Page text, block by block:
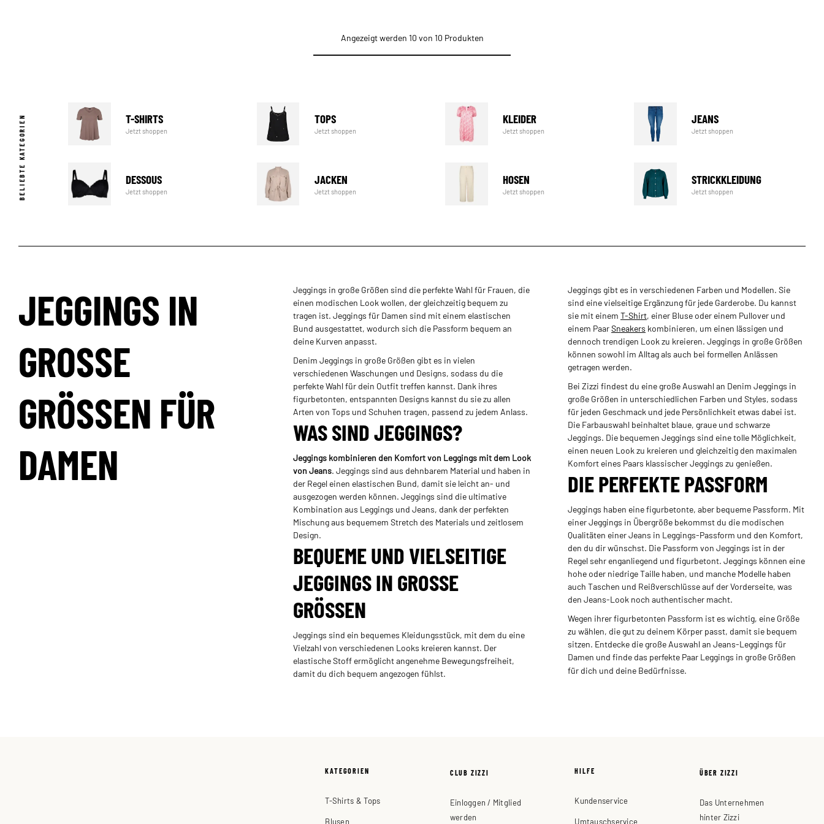
Angezeigt werden 10 von 10 Produkten
BELIEBTE KATEGORIEN T-SHIRTS
Jetzt shoppen
TOPS
Jetzt shoppen
KLEIDER
Jetzt shoppen
JEANS
Jetzt shoppen
DESSOUS
Jetzt shoppen
JACKEN
Jetzt shoppen
HOSEN
Jetzt shoppen
STRICKKLEIDUNG
Jetzt shoppen
JEGGINGS IN
GROSSE G
RÖSSEN FÜR DA
MEN
Jeggings in große Größen sind die perfekte Wahl für Frauen, die
einen modischen Look wollen, der gleichzeitig bequem zu
tragen ist. Jeggings für Damen sind mit einem elastischen
Bund ausgestattet, wodurch sich die Passform bequem an
deine Kurven anpasst.
Denim Jeggings in große Größen gibt es in vielen
verschiedenen Waschungen und Designs, sodass du die
perfekte Wahl für dein Outfit treffen kannst. Dank ihres
figurbetonten, entspannten Designs kannst du sie zu allen
Arten von Tops und Schuhen tragen, passend zu jedem Anlass.
WAS SIND JEGGINGS?
Jeggings kombinieren den Komfort von Leggings mit dem Look
von Jeans. Jeggings sind aus dehnbarem Material und haben in
der Regel einen elastischen Bund, damit sie leicht an- und
ausgezogen werden können. Jeggings sind die ultimative
Kombination aus Leggings und Jeans, dank der perfekten
Mischung aus bequemem Stretch des Materials und zeitlosem
Design.
BEQUEME UND VIELSEITIGE
JEGGINGS IN GROSSE G
RÖSSEN
Jeggings sind ein bequemes Kleidungsstück, mit dem du eine
Vielzahl von verschiedenen Looks kreieren kannst. Der
elastische Stoff ermöglicht angenehme Bewegungsfreiheit,
damit du dich bequem angezogen fühlst.
Jeggings gibt es in verschiedenen Farben und Modellen. Sie
sind eine vielseitige Ergänzung für jede Garderobe. Du kannst
sie mit einem T-Shirt, einer Bluse oder einem Pullover und
einem PaarSneakers kombinieren, um einen lässigen und
dennoch trendigen Look zu kreieren. Jeggings in große Größen
können sowohl im Alltag als auch bei formellen Anlässen
getragen werden.
Bei Zizzi findest du eine große Auswahl an Denim Jeggings in
große Größen in unterschiedlichen Farben und Styles, sodass
für jeden Geschmack und jede Persönlichkeit etwas dabei ist.
Die Farbauswahl beinhaltet blaue, graue und schwarze
Jeggings. Die bequemen Jeggings sind eine tolle Möglichkeit,
einen neuen Look zu kreieren und gleichzeitig den maximalen
Komfort eines Paars klassischer Jeggings zu genießen.
DIE PERFEKTE PASSFORM
Jeggings haben eine figurbetonte, aber bequeme Passform. Mit
einer Jeggings in Übergröße bekommst du die modischen
Qualitäten einer Jeans in Leggings-Passform und den Komfort,
den du dir wünschst. Die Passform von Jeggings ist in der
Regel sehr enganliegend und figurbetont. Jeggings können eine
hohe oder niedrige Taille haben, und manche Modelle haben
auch Taschen und Reißverschlüsse auf der Vorderseite, was
den Jeans-Look noch authentischer macht.
Wegen ihrer figurbetonten Passform ist es wichtig, eine Größe
zu wählen, die gut zu deinem Körper passt, damit sie bequem
sitzen. Entdecke die große Auswahl an Jeans-Leggings für
Damen und finde das perfekte Paar Leggings in große Größen
für dich und deine Bedürfnisse.
KATEGORIEN
T-Shirts & Tops
Blusen
CLUB ZIZZI
Einloggen / Mitglied
werden
HILFE
Kundenservice
Umtauschservice
ÜBER ZIZZI
Das Unternehmen
hinter Zizzi